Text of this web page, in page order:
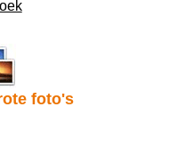
foto's